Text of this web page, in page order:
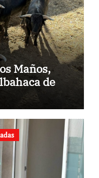
Maños,
de